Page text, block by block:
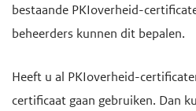
bestaande PKIoverheid-
beheerders kunnen dit bepalen.
Heeft u al PKIoverheid-
certificaat gaan gebruiken. Dan